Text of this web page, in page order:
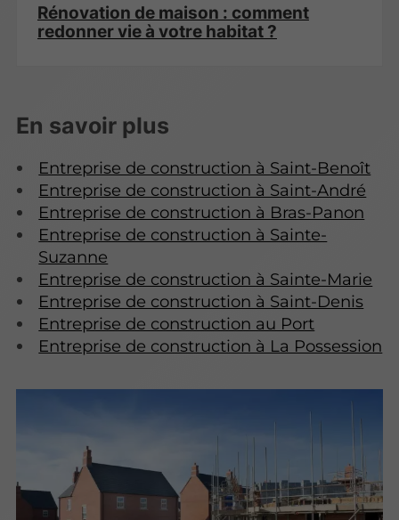
Rénovation de maison : comment
redonner vie à votre habitat ?
En savoir plus
Entreprise de construction à Saint-Benoît
Entreprise de construction à Saint-André
Entreprise de construction à Bras-Panon
Entreprise de construction à Sainte-
Suzanne
Entreprise de construction à Sainte-Marie
Entreprise de construction à Saint-Denis
Entreprise de construction au Port
Entreprise de construction à La Possession